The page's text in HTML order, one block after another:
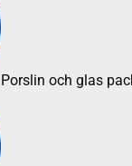
Porslin och glas